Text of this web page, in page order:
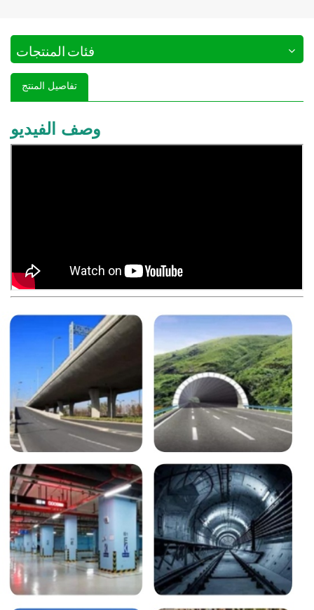
فئات المنتجات
تفاصيل المنتج
وصف الفيديو